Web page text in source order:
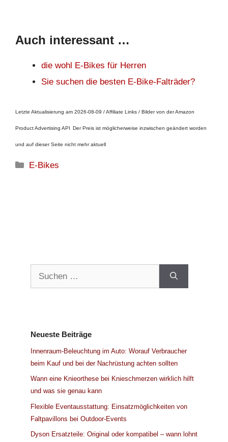
Auch interessant …
die wohl E-Bikes für Herren
Sie suchen die besten E-Bike-Falträder?
Letzte Aktualisierung am 2026-08-09 / Affiliate Links / Bilder von der Amazon
Product Advertising API Der Preis ist möglicherweise inzwischen geändert worden
und auf dieser Seite nicht mehr aktuell
Kategorien
E-Bikes
Neueste Beiträge
Innenraum-Beleuchtung im Auto: Worauf Verbraucher
beim Kauf und bei der Nachrüstung achten sollten
Wann eine Knieorthese bei Knieschmerzen wirklich hilft
und was sie genau kann
Flexible Eventausstattung: Einsatzmöglichkeiten von
Faltpavillons bei Outdoor-Events
Dyson Ersatzteile: Original oder kompatibel – wann lohnt